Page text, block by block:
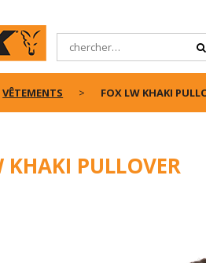
VÊTEMENTS FOX LW KHAKI
KHAKI PULLOVER